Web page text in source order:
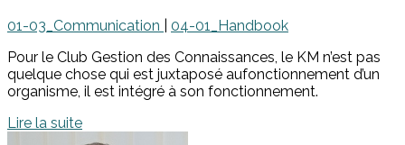
01-03_Communication
04-01_Handbook
Pour le Club Gestion des Connaissances, le KM n’est pas
quelque chose qui est juxtaposé aufonctionnement d’un
organisme, il est intégré à son fonctionnement.
Lire la suite